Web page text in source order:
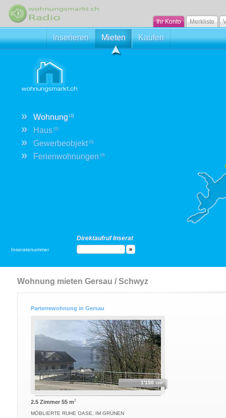
Ihr Konto Merkliste
Inserieren Mieten Kaufen
» Wohnung (1)
» Haus (0)
» Gewerbeobjekt(0)
» Ferienwohnungen (0)
Direktaufruf Inserat
Inseratenummer
Wohnung mieten Gersau / Schwyz
Parterrewohnung in Gersau
1'150 CHF
2.5 Zimmer 55 m2
MÖBLIERTE RUHE OASE, IM GRÜNEN